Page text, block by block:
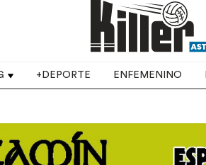
+DEPORTE ENFEMENINO